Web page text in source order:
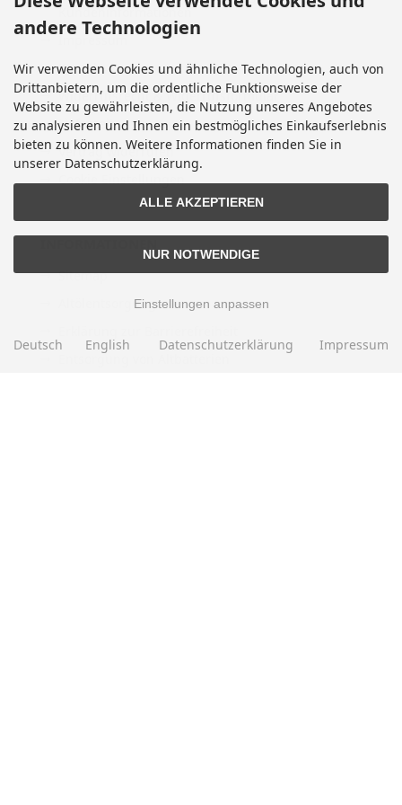
Kundeninformationen
Impressum
Kontakt
Widerrufsrecht & Widerrufsformular
Lieferzeit
Vertrag widerrufen
Sitemap
Altölentsorgung
Entsorgung von Altbatterien
andere Technologien
Wir verwenden Cookies und ähnliche Technologien, auch von
Drittanbietern, um die ordentliche Funktionsweise der
Website zu gewährleisten, die Nutzung unseres Angebotes
zu analysieren und Ihnen ein bestmögliches Einkaufserlebnis
bieten zu können. Weitere Informationen finden Sie in
unserer Datenschutzerklärung.
ALLE AKZEPTIEREN
NUR NOTWENDIGE
Einstellungen anpassen
Deutsch English Datenschutzerklärung Impressum